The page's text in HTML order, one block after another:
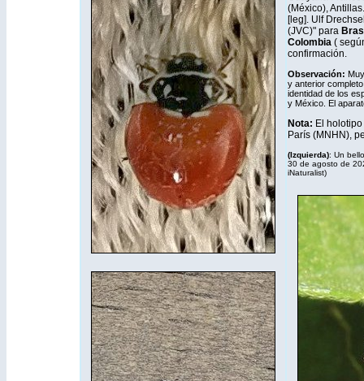
(México), Antillas.
[leg]. Ulf
(JVC)" para
Colombia(
confirmación.
Observación:
y anterior
identidad de los
y México. El
Nota: El
París (MNHN),
(Izquierda): Un
30 de agosto de
iNaturalist)